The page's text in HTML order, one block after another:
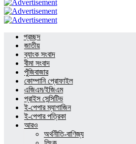
প্রচ্ছদ
জাতীয়
ব্যাংক সংবাদ
বীমা সংবাদ
পুঁজিবাজার
কোম্পানি প্রোফাইল
এজিএম/ইজিএম
প্রাইস সেন্সিটিভ
ই-পেপার ম্যাগাজিন
ই-পেপার পত্রিকা
আরও
অর্থনীতি-বাণিজ্য